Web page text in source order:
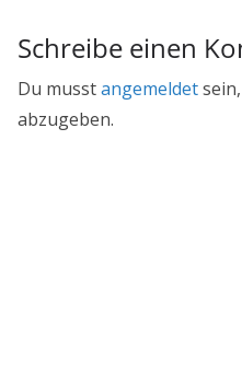
Schreibe einen
Du musstangemeldet
abzugeben.